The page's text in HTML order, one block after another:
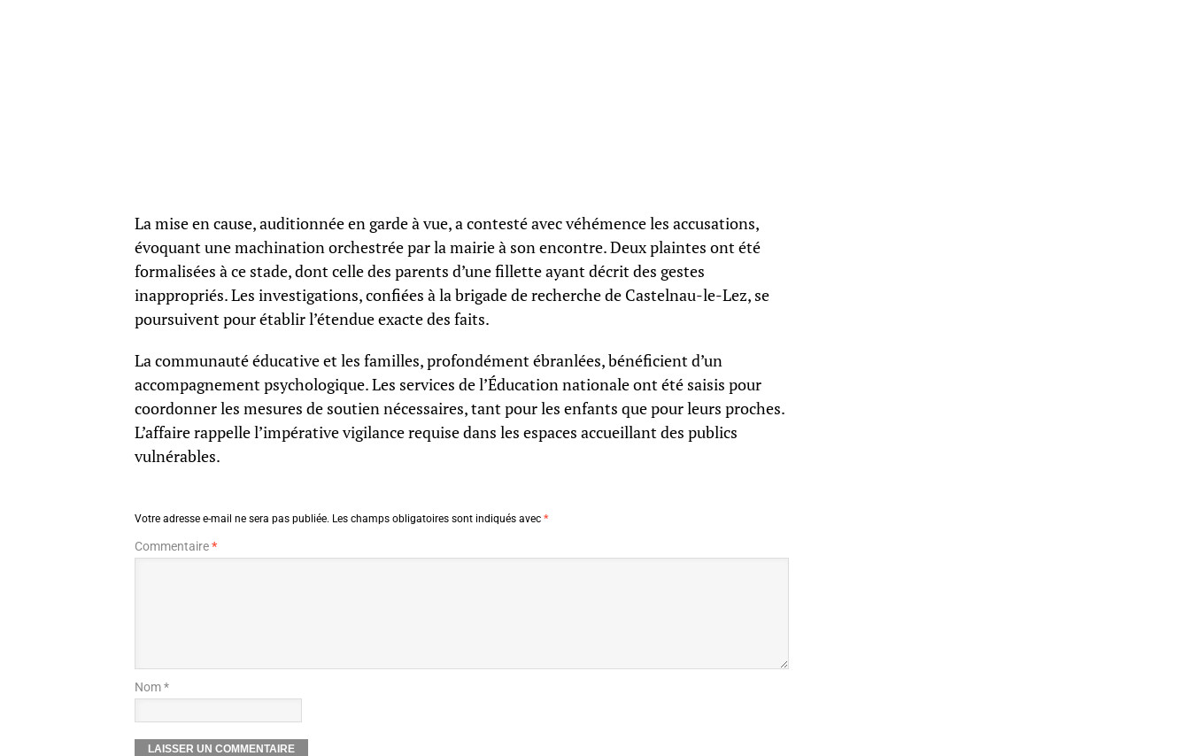
La mise en cause, auditionnée en garde à vue, a contesté avec véhémence les accusations,
évoquant une machination orchestrée par la mairie à son encontre. Deux plaintes ont été
formalisées à ce stade, dont celle des parents d’une fillette ayant décrit des gestes
inappropriés. Les investigations, confiées à la brigade de recherche de Castelnau-le-Lez, se
poursuivent pour établir l’étendue exacte des faits.
La communauté éducative et les familles, profondément ébranlées, bénéficient d’un
accompagnement psychologique. Les services de l’Éducation nationale ont été saisis pour
coordonner les mesures de soutien nécessaires, tant pour les enfants que pour leurs proches.
L’affaire rappelle l’impérative vigilance requise dans les espaces accueillant des publics
vulnérables.
Votre adresse e-mail ne sera pas publiée. Les champs obligatoires sont indiqués avec *
Commentaire*
Nom *